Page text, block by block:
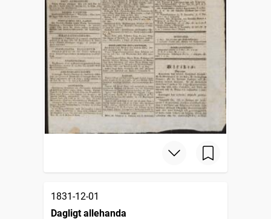
1831-12-01
Dagligt allehanda